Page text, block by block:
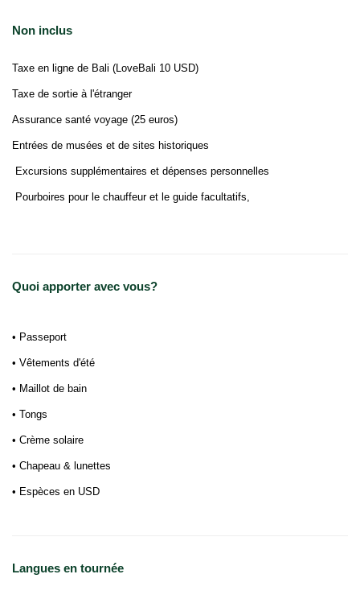
Non inclus
Taxe en ligne de Bali (LoveBali 10 USD)
Taxe de sortie à l'étranger
Assurance santé voyage (25 euros)
Entrées de musées et de sites historiques
Excursions supplémentaires et dépenses personnelles
Pourboires pour le chauffeur et le guide facultatifs,
Quoi apporter avec vous?
• Passeport
• Vêtements d'été
• Maillot de bain
• Tongs
• Crème solaire
• Chapeau & lunettes
• Espèces en USD
Langues en tournée